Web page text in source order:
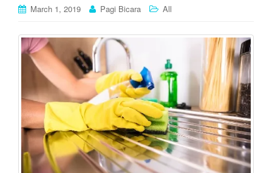
March 1, 2019 Pagi Bicara All